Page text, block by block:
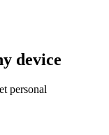
device
personal